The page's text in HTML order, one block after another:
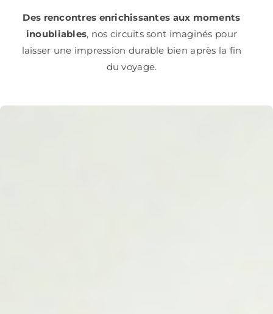
Des rencontres enrichissantes aux moments
inoubliables, nos circuits sont imaginés pour
laisser une impression durable bien après la fin
du voyage.